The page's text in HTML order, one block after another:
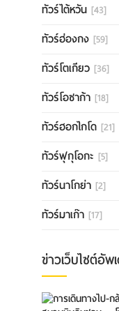
ทัวร์ไต้หวัน [43]
ทัวร์ฮ่องกง [59]
ทัวร์โตเกียว [36]
ทัวร์โอซาก้า [18]
ทัวร์ฮอกไกโด [21]
ทัวร์ฟุกุโอกะ [5]
ทัวร์นาโกย่า [2]
ทัวร์มาเก๊า [17]
ข่าวเว็บไซต์อัพ